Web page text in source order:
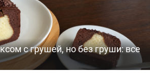
с грушей, но без груши: все